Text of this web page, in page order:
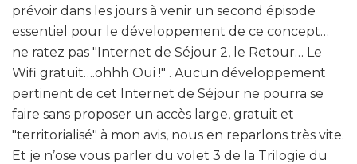
prévoir dans les jours à venir un second épisode
essentiel pour le développement de ce concept…
ne ratez pas "Internet de Séjour 2, le Retour… Le
Wifi gratuit….ohhh Oui !" . Aucun développement
pertinent de cet Internet de Séjour ne pourra se
faire sans proposer un accès large, gratuit et
"territorialisé" à mon avis, nous en reparlons très vite.
Et je n’ose vous parler du volet 3 de la Trilogie du